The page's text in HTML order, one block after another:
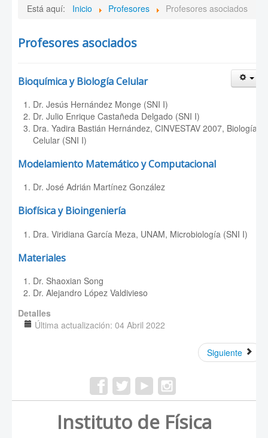
Página de la UASLP
Sociedad Mexicana de Física
PROMEP
Está aquí: Inicio Profesores Profesores asociados
Profesores asociados
Bioquímica y Biología Celular
Dr. Jesús Hernández Monge (SNI I)
Dr. Julio Enrique Castañeda Delgado (SNI I)
Dra. Yadira Bastián Hernández, CINVESTAV 2007, Biología
Celular (SNI I)
Modelamiento Matemático y Computacional
Dr. José Adrián Martínez González
Biofísica y Bioingeniería
Dra. Viridiana García Meza, UNAM, Microbiología (SNI I)
Materiales
Dr. Shaoxian Song
Dr. Alejandro López Valdivieso
Detalles
Última actualización: 04 Abril 2022
Siguiente
Instituto de Física